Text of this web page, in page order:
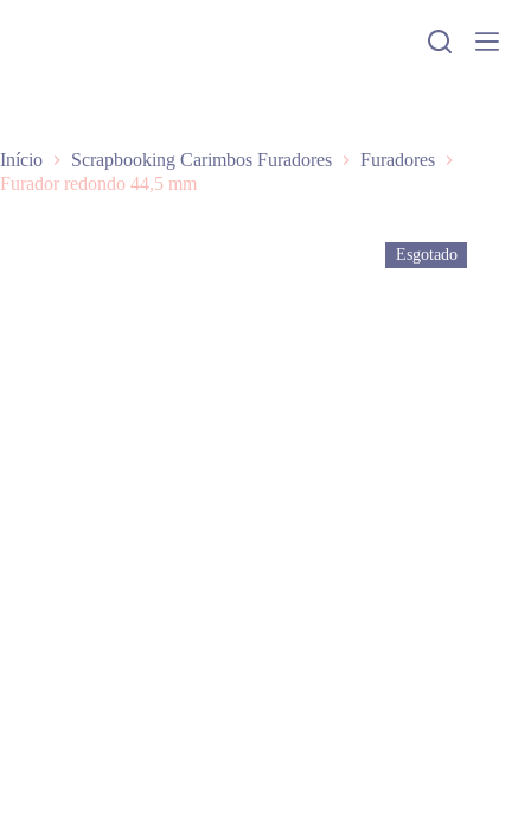
a
r
a
Início Scrapbooking Carimbos Furadores
Furadores
Furador redondo 44,5 mm
Esgotado